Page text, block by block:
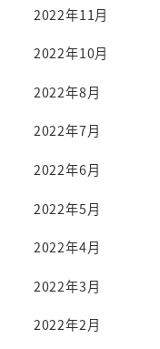
2022年11月
2022年10月
2022年8月
2022年7月
2022年6月
2022年5月
2022年4月
2022年3月
2022年2月